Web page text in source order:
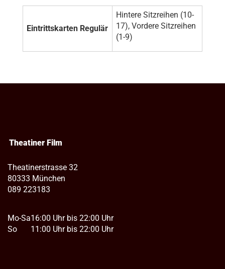
Eintrittskarten Regulär
Hintere Sitzreihen (10-
17), Vordere Sitzreihen
(1-9)
Theatiner Film
Theatinerstrasse 32
80333 München
089 223183
Mo-Sa
So
16:00 Uhr bis 22:00 Uhr
11:00 Uhr bis 22:00 Uhr